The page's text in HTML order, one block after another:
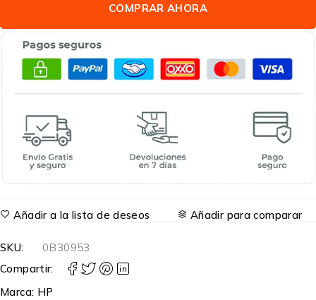
COMPRAR AHORA
Añadir a la lista de deseos Añadir para comparar
SKU:
0B30953
Compartir:
Marca: HP